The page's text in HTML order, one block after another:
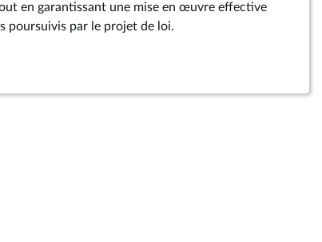
en garantissant une mise en œuvre effective
poursuivis par le projet de loi.